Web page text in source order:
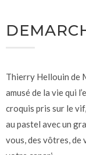
Thierry Hellouin de
amusé de la vie qui
croquis pris sur le
au pastel avec un
vous, des vôtres, de